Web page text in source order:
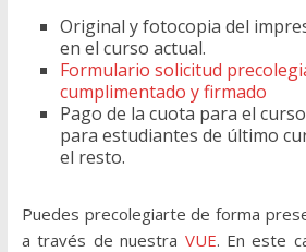
Original y fotocopia del
en el curso actual.
Formulario solicitud
cumplimentado y firmado
Pago de la cuota para el
para estudiantes de último
el resto.
Puedes precolegiarte de forma
a través de nuestra VUE. En este